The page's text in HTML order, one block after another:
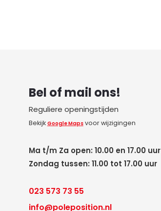
Bel of mail ons!
Reguliere openingstijden
Bekijk Google Mapsvoor wijzigingen
Ma t/m Za open: 10.00 en 17.00 uur
Zondag tussen: 11.00 tot 17.00 uur
023 573 73 55
info@poleposition.nl